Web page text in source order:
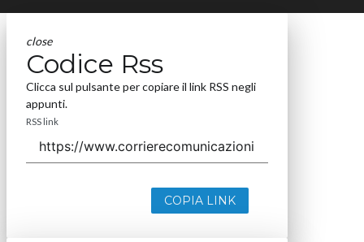
close
Codice Rss
Clicca sul pulsante per copiare il link RSS negli
appunti.
RSS link
COPIA LINK